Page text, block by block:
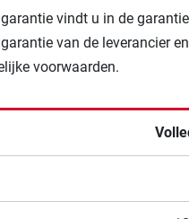
vindt u in de
van de leverancier
voorwaarden.